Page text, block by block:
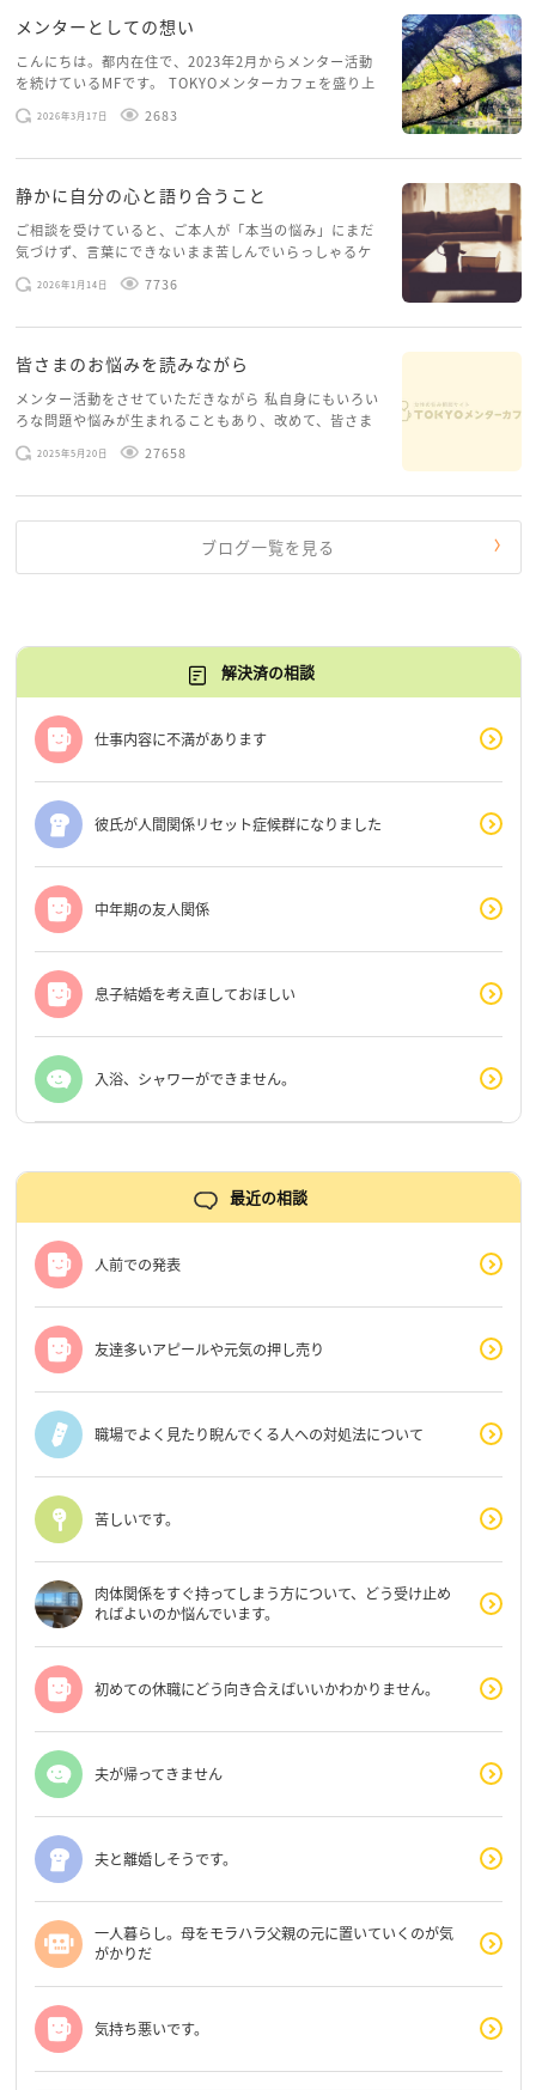
メンターとしての想い
こんにちは。都内在住で、2023年2月からメンター活動
を続けているMFです。 TOKYOメンターカフェを盛り上
げたいという想いから、勇気を出して初めてブログを投
稿してみようと思います。少し自分のことを書いてみま
2026年3月17日 2683
静かに自分の心と語り合うこと
ご相談を受けていると、ご本人が「本当の悩み」にまだ
気づけず、言葉にできないまま苦しんでいらっしゃるケ
ースがありますお悩みというのは、心の深いところ（深
層心理）に触れることで、まったく違う角度から解決の
2026年1月14日 7736
皆さまのお悩みを読みながら
メンター活動をさせていただきながら 私自身にもいろい
ろな問題や悩みが生まれることもあり、改めて、皆さま
のお悩みを読みながら 「みんな、もがいてる。わたし
だけじゃないんだな」と、逆に励まされるような日々で
2025年5月20日 27658
ブログ一覧を見る
解決済の相談
仕事内容に不満があります
彼氏が人間関係リセット症候群になりました
中年期の友人関係
息子結婚を考え直しておほしい
入浴、シャワーができません。
最近の相談
人前での発表
友達多いアピールや元気の押し売り
職場でよく見たり睨んでくる人への対処法について
苦しいです。
肉体関係をすぐ持ってしまう方について、どう受け止め
ればよいのか悩んでいます。
初めての休職にどう向き合えばいいかわかりません。
夫が帰ってきません
夫と離婚しそうです。
一人暮らし。母をモラハラ父親の元に置いていくのが気
がかりだ
気持ち悪いです。